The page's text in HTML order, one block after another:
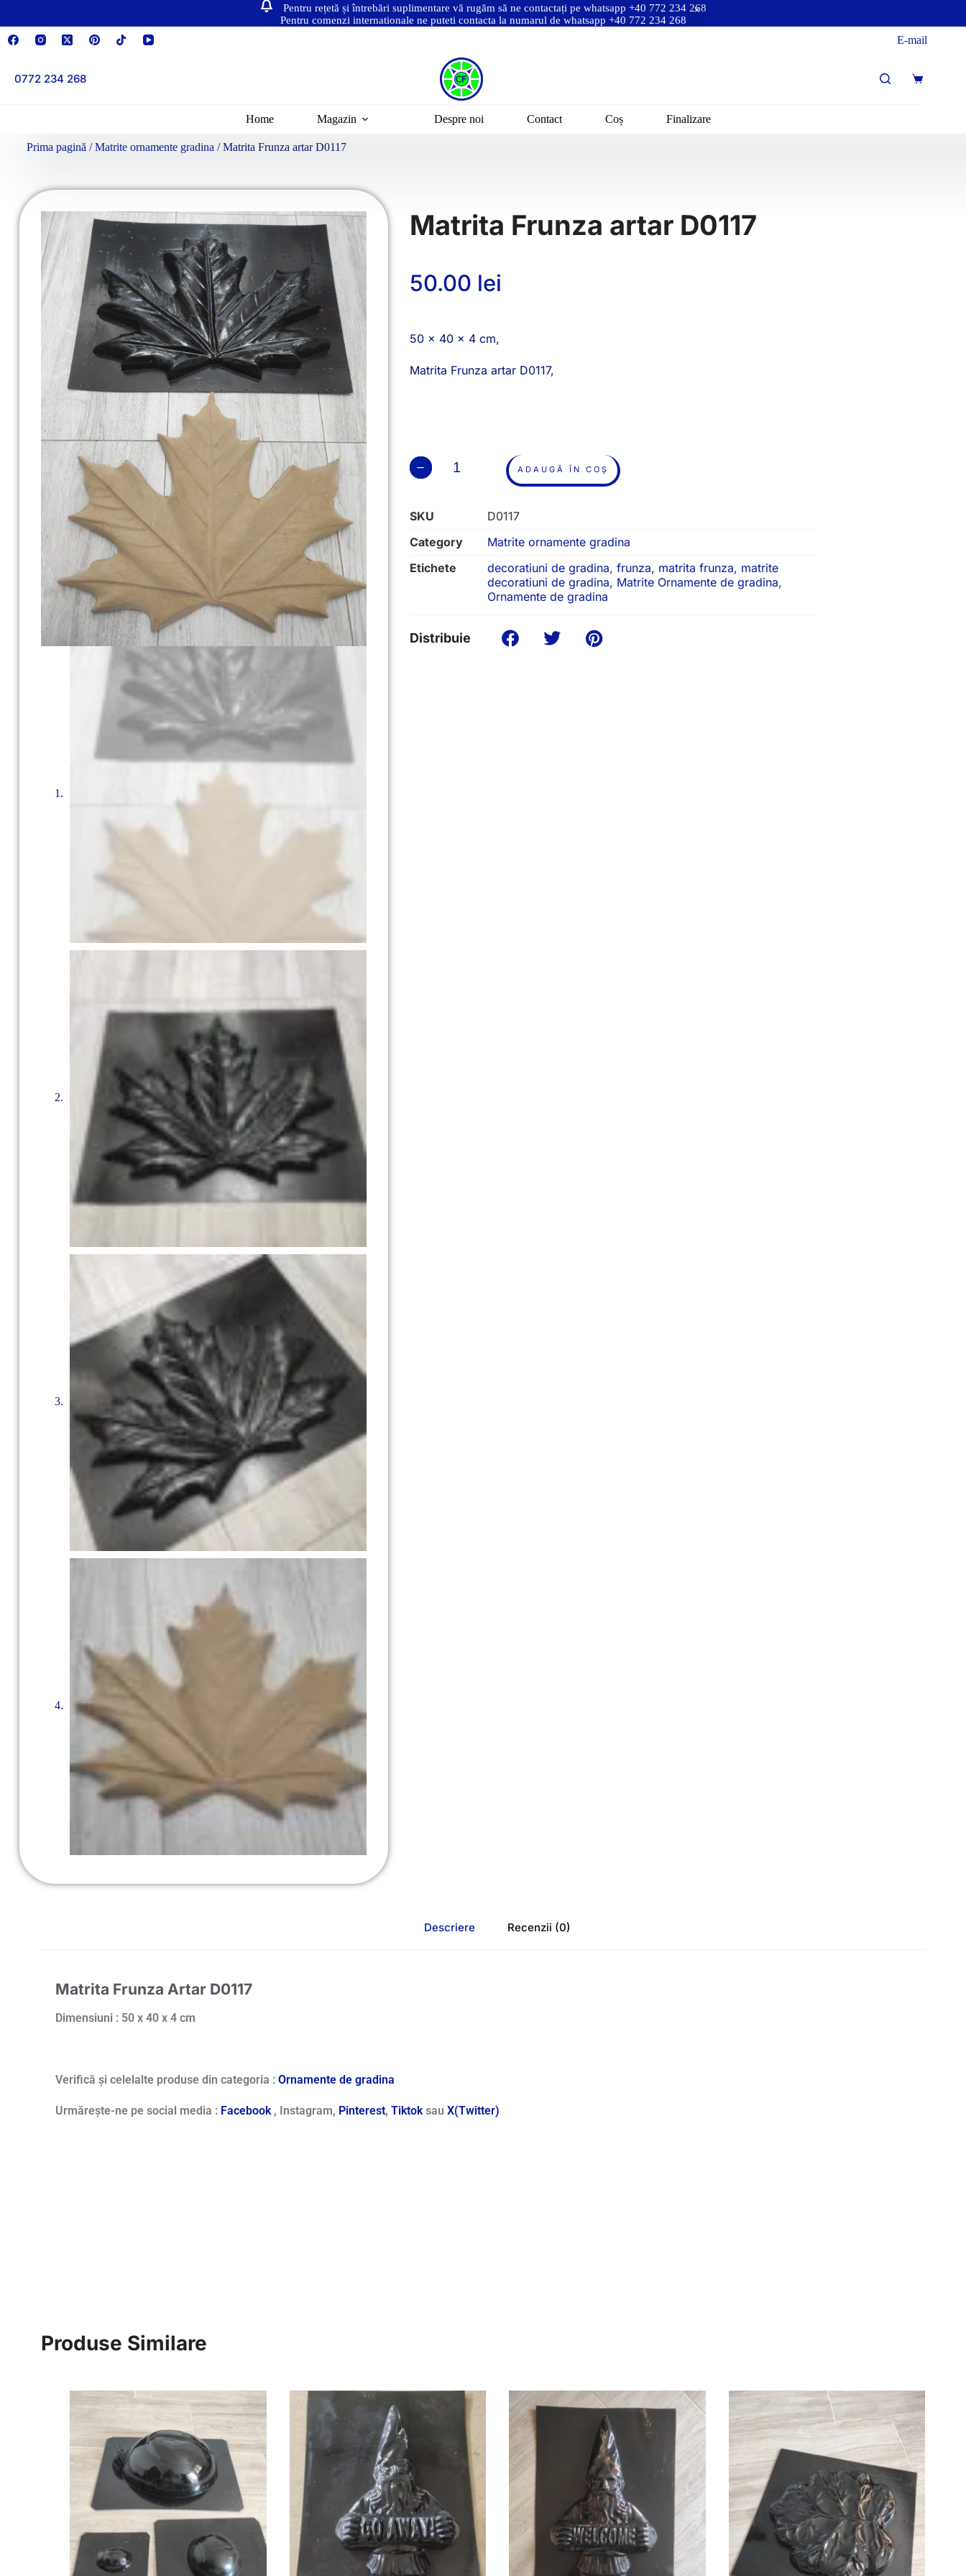
Pentru rețetă și întrebări suplimentare vă rugăm să ne contactați pe whatsapp +40 772 234 268
Pentru comenzi internationale ne puteti contacta la numarul de whatsapp +40 772 234 268
E-mail
0772 234 268
Home Magazin Despre noi Contact Coș Finalizare
Prima pagină /Matrite ornamente gradina / Matrita Frunza artar D0117
Matrita Frunza artar D0117
50.00 lei
50 x 40 x 4 cm,
Matrita Frunza artar D0117,
ADAUGĂ ÎN COȘ
SKU
D0117
Category
Matrite ornamente gradina
Etichete
decoratiuni de gradina, frunza, matrita frunza, matrite
decoratiuni de gradina, Matrite Ornamente de gradina,
Ornamente de gradina
Distribuie
Descriere Recenzii (0)
Matrita Frunza Artar D0117
Dimensiuni : 50 x 40 x 4 cm
Verifică și celelalte produse din categoria : Ornamente de gradina
Urmărește-ne pe social media : Facebook , Instagram, Pinterest, Tiktoksau X(Twitter)
Produse Similare